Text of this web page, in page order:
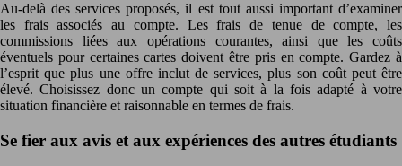
Au-delà des services proposés, il est tout aussi important d’examiner
les frais associés au compte. Les frais de tenue de compte, les
commissions liées aux opérations courantes, ainsi que les coûts
éventuels pour certaines cartes doivent être pris en compte. Gardez à
l’esprit que plus une offre inclut de services, plus son coût peut être
élevé. Choisissez donc un compte qui soit à la fois adapté à votre
situation financière et raisonnable en termes de frais.
Se fier aux avis et aux expériences des autres étudiants